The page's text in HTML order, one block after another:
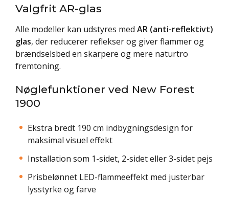
Valgfrit AR-glas
Alle modeller kan udstyres med AR (anti-reflektivt)
glas, der reducerer reflekser og giver flammer og
brændselsbed en skarpere og mere naturtro
fremtoning.
Nøglefunktioner ved New Forest
1900
Ekstra bredt 190 cm indbygningsdesign for
maksimal visuel effekt
Installation som 1-sidet, 2-sidet eller 3-sidet pejs
Prisbelønnet LED-flammeeffekt med justerbar
lysstyrke og farve